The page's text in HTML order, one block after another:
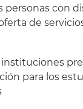
personas con
de
para los